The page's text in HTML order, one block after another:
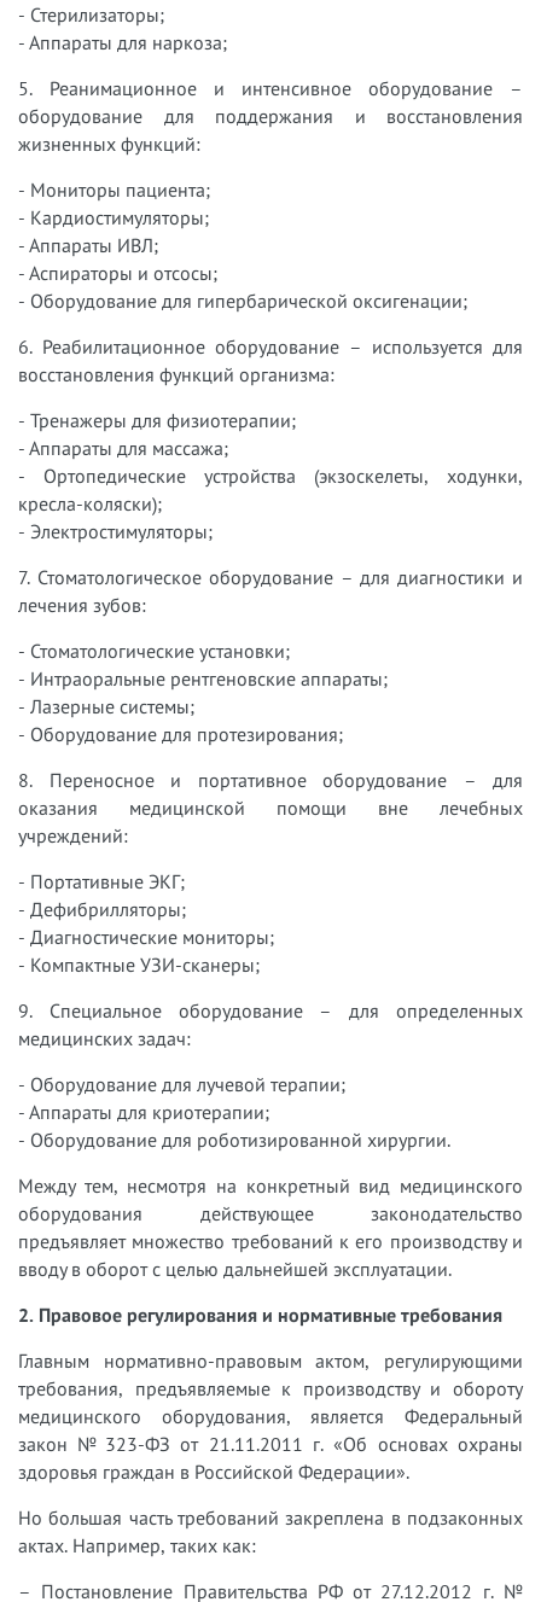
- Стерилизаторы;
- Аппараты для наркоза;
5. Реанимационное и интенсивное оборудование –
оборудование для поддержания и восстановления
жизненных функций:
- Мониторы пациента;
- Кардиостимуляторы;
- Аппараты ИВЛ;
- Аспираторы и отсосы;
- Оборудование для гипербарической оксигенации;
6. Реабилитационное оборудование – используется для
восстановления функций организма:
- Тренажеры для физиотерапии;
- Аппараты для массажа;
- Ортопедические устройства (экзоскелеты, ходунки,
кресла-коляски);
- Электростимуляторы;
7. Стоматологическое оборудование – для диагностики и
лечения зубов:
- Стоматологические установки;
- Интраоральные рентгеновские аппараты;
- Лазерные системы;
- Оборудование для протезирования;
8. Переносное и портативное оборудование – для
оказания медицинской помощи вне лечебных
учреждений:
- Портативные ЭКГ;
- Дефибрилляторы;
- Диагностические мониторы;
- Компактные УЗИ-сканеры;
9. Специальное оборудование – для определенных
медицинских задач:
- Оборудование для лучевой терапии;
- Аппараты для криотерапии;
- Оборудование для роботизированной хирургии.
Между тем, несмотря на конкретный вид медицинского
оборудования действующее законодательство
предъявляет множество требований к его производству и
вводу в оборот с целью дальнейшей эксплуатации.
2. Правовое регулирования и нормативные требования
Главным нормативно-правовым актом, регулирующими
требования, предъявляемые к производству и обороту
медицинского оборудования, является Федеральный
закон № 323-ФЗ от 21.11.2011 г. «Об основах охраны
здоровья граждан в Российской Федерации».
Но большая часть требований закреплена в подзаконных
актах. Например, таких как:
– Постановление Правительства РФ от 27.12.2012 г. №